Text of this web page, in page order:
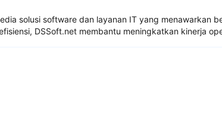
solusi software dan layanan IT yang
DSSoft.net membantu meningkatkan kinerja